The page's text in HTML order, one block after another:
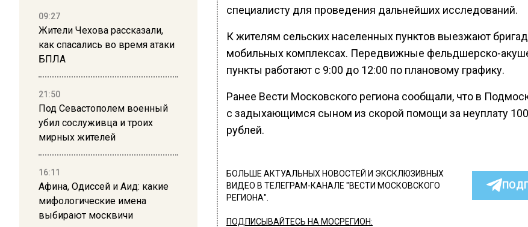
09:27
Жители Чехова рассказали,
как спасались во время атаки
БПЛА
21:50
Под Севастополем военный
убил сослуживца и троих
мирных жителей
16:11
Афина, Одиссей и Аид: какие
мифологические имена
выбирают москвичи
специалисту для проведения дальнейших исследований.
К жителям сельских населенных пунктов выезжают
мобильных комплексах. Передвижные фельдшерско-
пункты работают с 9:00 до 12:00 по плановому графику.
Ранее Вести Московского региона сообщали, что в
с задыхающимся сыном из скорой помощи за неуплату
рублей.
БОЛЬШЕ АКТУАЛЬНЫХ НОВОСТЕЙ И ЭКСКЛЮЗИВНЫХ
ВИДЕО В ТЕЛЕГРАМ-КАНАЛЕ "ВЕСТИ МОСКОВСКОГО
РЕГИОНА".
ПОДПИСЫВАЙТЕСЬ НА МОСРЕГИОН: